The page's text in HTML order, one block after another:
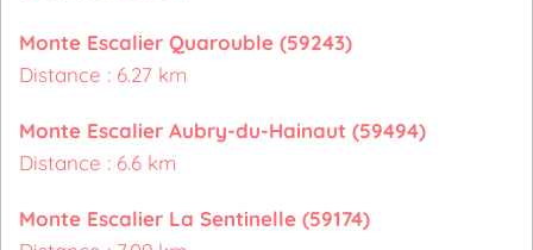
Monte Escalier Quarouble (59243)
Distance : 6.27 km
Monte Escalier Aubry-du-Hainaut (59494)
Distance : 6.6 km
Monte Escalier La Sentinelle (59174)